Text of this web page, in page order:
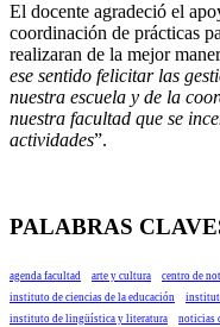
El docente agradeció el
coordinación de prácticas
realizaran de la mejor
ese sentido felicitar las
nuestra escuela y de la
nuestra facultad que se
actividades”.
PALABRAS
agenda facultad arte y cultura centro de
instituto de ciencias de la educación
instituto de lingüística y literatura
noticias